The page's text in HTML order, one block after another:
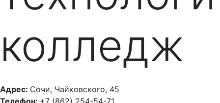
колледж
Адрес: Сочи, Чайковского, 45